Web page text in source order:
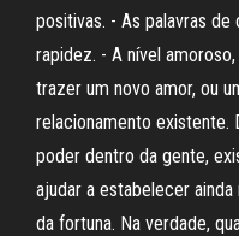
positivas. - As palavras
rapidez. - A nível
trazer um novo amor, ou
relacionamento existente.
poder dentro da gente,
ajudar a estabelecer
da fortuna. Na verdade,